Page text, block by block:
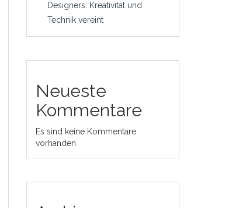
Designers: Kreativität und
Technik vereint
Neueste
Kommentare
Es sind keine Kommentare
vorhanden.